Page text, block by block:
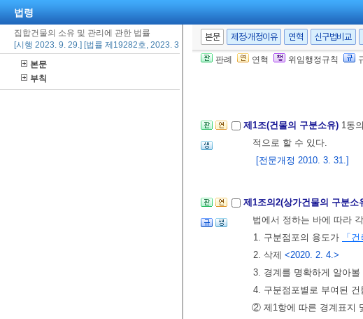
법령
집합건물의 소유 및 관리에 관한 법률
[시행 2023. 9. 29.] [법률 제19282호, 2023. 3. 28., 일부개정]
본문
부칙
본문 제정·개정이유 연혁 신구법비교
판례 연혁 위임행정규칙
제1조(건물의 구분소유) 1동
적으로 할 수 있다.
[전문개정 2010. 3. 31.]
제1조의2(상가건물의 구분소
법에서 정하는 바에 따라
1. 구분점포의 용도가
「건
2. 삭제 <2020. 2. 4.>
3. 경계를 명확하게 알아
4. 구분점포별로 부여된
② 제1항에 따른 경계표지